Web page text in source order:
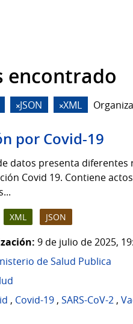
encontrado
JSON XML
por Covid-19
datos presenta
Covid 19. Contiene
XML JSON
9 de julio de 2025,
de Salud Publica
, Covid-19, SARS-CoV-2,